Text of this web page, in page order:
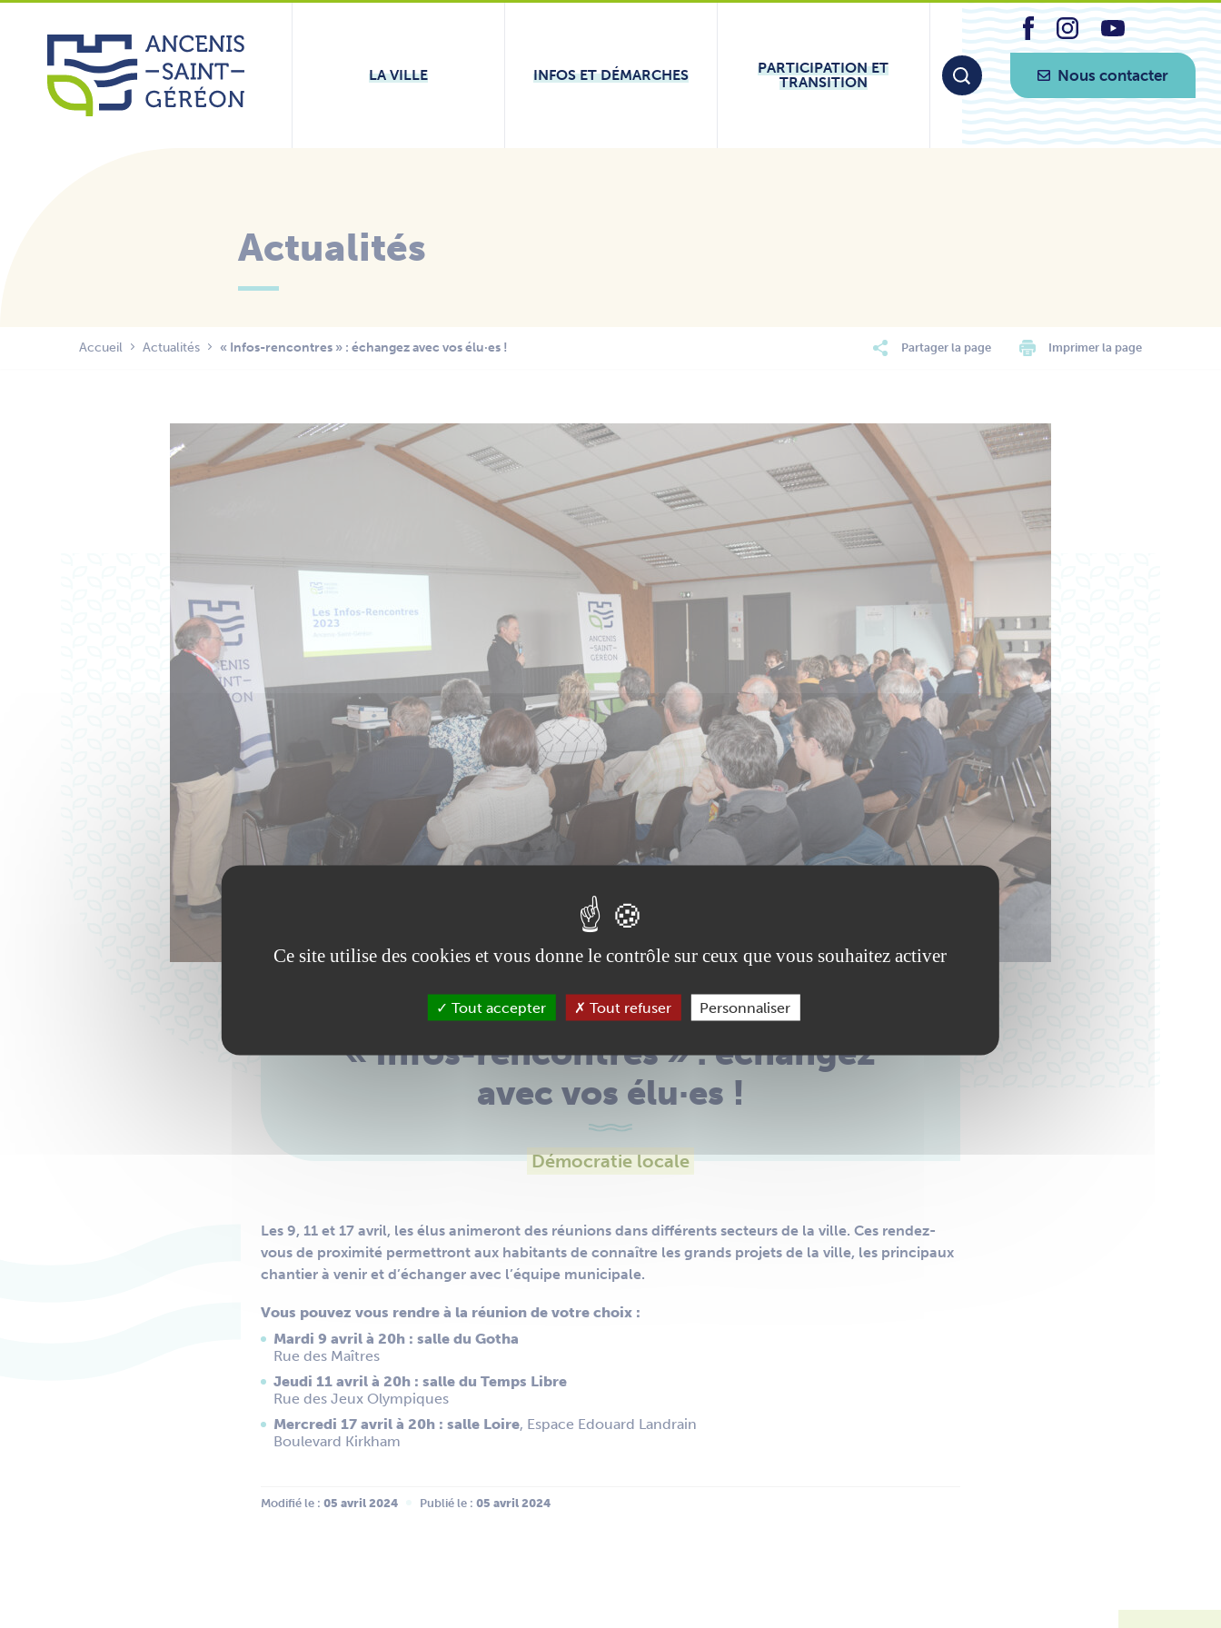
Aller
contenu
LA VILLE
INFOS ET DÉMARCHES
PARTICIPATION ET
TRANSITION
Nous contacter
Actualités
Accueil Actualités « Infos-rencontres » : échangez avec vos élu·es ! Partager la page Imprimer la page
« Infos-rencontres » : échangez
avec vos élu·es !
Démocratie locale
Les 9, 11 et 17 avril, les élus animeront des réunions dans différents secteurs de la ville. Ces rendez-
vous de proximité permettront aux habitants de connaître les grands projets de la ville, les principaux
chantier à venir et d’échanger avec l’équipe municipale.
Vous pouvez vous rendre à la réunion de votre choix :
Mardi 9 avril à 20h : salle du Gotha
Rue des Maîtres
Jeudi 11 avril à 20h : salle du Temps Libre
Rue des Jeux Olympiques
Mercredi 17 avril à 20h : salle Loire, Espace Edouard Landrain
Boulevard Kirkham
Modifié le : 05 avril 2024 Publié le : 05 avril 2024
Panneau de gestion des cookies
Ce site utilise des cookies et vous donne le contrôle sur ceux que vous souhaitez activer
Tout accepter Tout refuser Personnaliser